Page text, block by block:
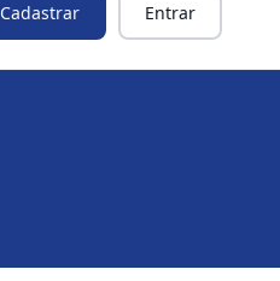
Cadastrar Entrar